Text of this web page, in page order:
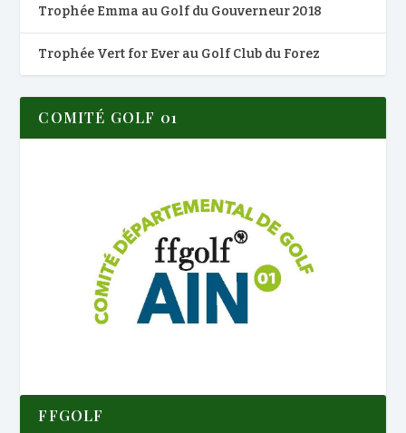
Trophée Emma au Golf du Gouverneur 2018
Trophée Vert for Ever au Golf Club du Forez
COMITÉ GOLF 01
FFGOLF